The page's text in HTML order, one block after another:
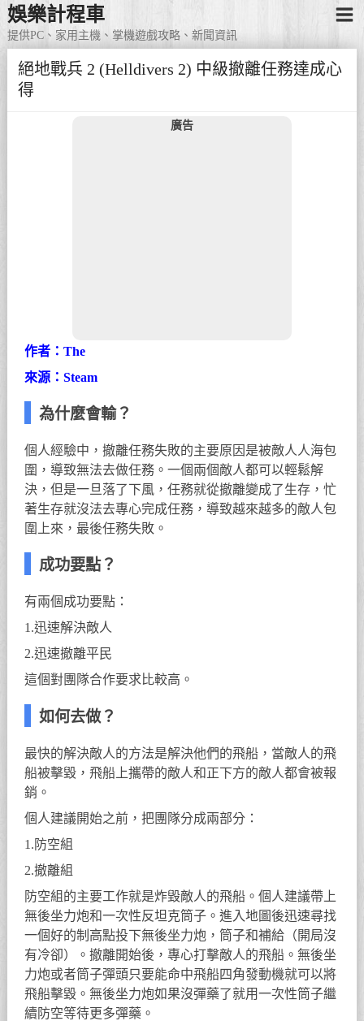
娛樂計程車
提供PC、家用主機、掌機遊戲攻略、新聞資訊
絕地戰兵 2 (Helldivers 2) 中級撤離任務達成心
得
廣告
作者：The
來源：Steam
為什麼會輸？
個人經驗中，撤離任務失敗的主要原因是被敵人人海包
圍，導致無法去做任務。一個兩個敵人都可以輕鬆解
決，但是一旦落了下風，任務就從撤離變成了生存，忙
著生存就沒法去專心完成任務，導致越來越多的敵人包
圍上來，最後任務失敗。
成功要點？
有兩個成功要點：
1.迅速解決敵人
2.迅速撤離平民
這個對團隊合作要求比較高。
如何去做？
最快的解決敵人的方法是解決他們的飛船，當敵人的飛
船被擊毀，飛船上攜帶的敵人和正下方的敵人都會被報
銷。
個人建議開始之前，把團隊分成兩部分：
1.防空組
2.撤離組
防空組的主要工作就是炸毀敵人的飛船。個人建議帶上
無後坐力炮和一次性反坦克筒子。進入地圖後迅速尋找
一個好的制高點投下無後坐力炮，筒子和補給（開局沒
有冷卻）。撤離開始後，專心打擊敵人的飛船。無後坐
力炮或者筒子彈頭只要能命中飛船四角發動機就可以將
飛船擊毀。無後坐力炮如果沒彈藥了就用一次性筒子繼
續防空等待更多彈藥。